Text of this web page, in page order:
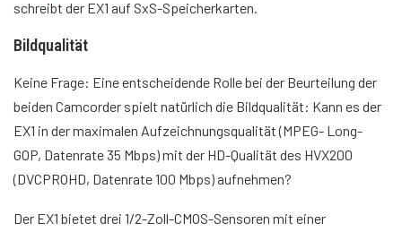
schreibt der EX1 auf SxS-Speicherkarten.
Bildqualität
Keine Frage: Eine entscheidende Rolle bei der Beurteilung der
beiden Camcorder spielt natürlich die Bildqualität: Kann es der
EX1 in der maximalen Aufzeichnungsqualität (MPEG- Long-
GOP, Datenrate 35 Mbps) mit der HD-Qualität des HVX200
(DVCPROHD, Datenrate 100 Mbps) aufnehmen?
Der EX1 bietet drei 1/2-Zoll-CMOS-Sensoren mit einer